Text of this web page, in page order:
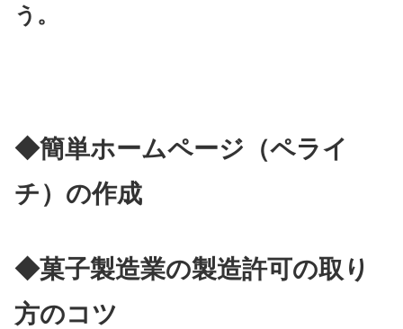
う。
◆簡単ホームページ（ペライ
チ）の作成
◆菓子製造業の製造許可の取り
方のコツ